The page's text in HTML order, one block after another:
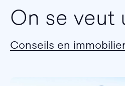
On se veut
Conseils en